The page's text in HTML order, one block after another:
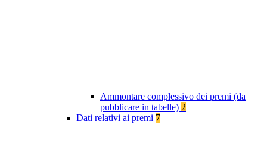
Ammontare complessivo dei premi (da
pubblicare in tabelle) 2
Dati relativi ai premi 7